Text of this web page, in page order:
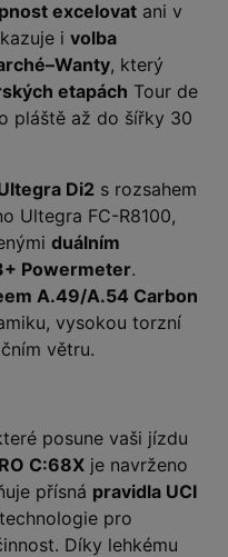
excelovat ani v
i volba
, který
etapách Tour de
pláště až do šířky 30
Di2 s rozsahem
Ultegra FC-R8100,
duálním
Powermeter.
A.49/A.54 Carbon
vysokou torzní
větru.
posune vaši jízdu
C:68X je navrženo
přísná pravidla UCI
pro
Díky lehkému